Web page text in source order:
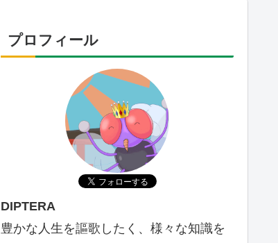
プロフィール
DIPTERA
豊かな人生を謳歌したく、様々な知識を